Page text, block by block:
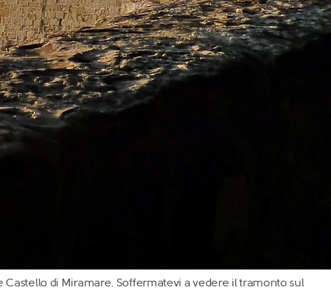
Castello di Miramare. Soffermatevi a vedere il tramonto sul